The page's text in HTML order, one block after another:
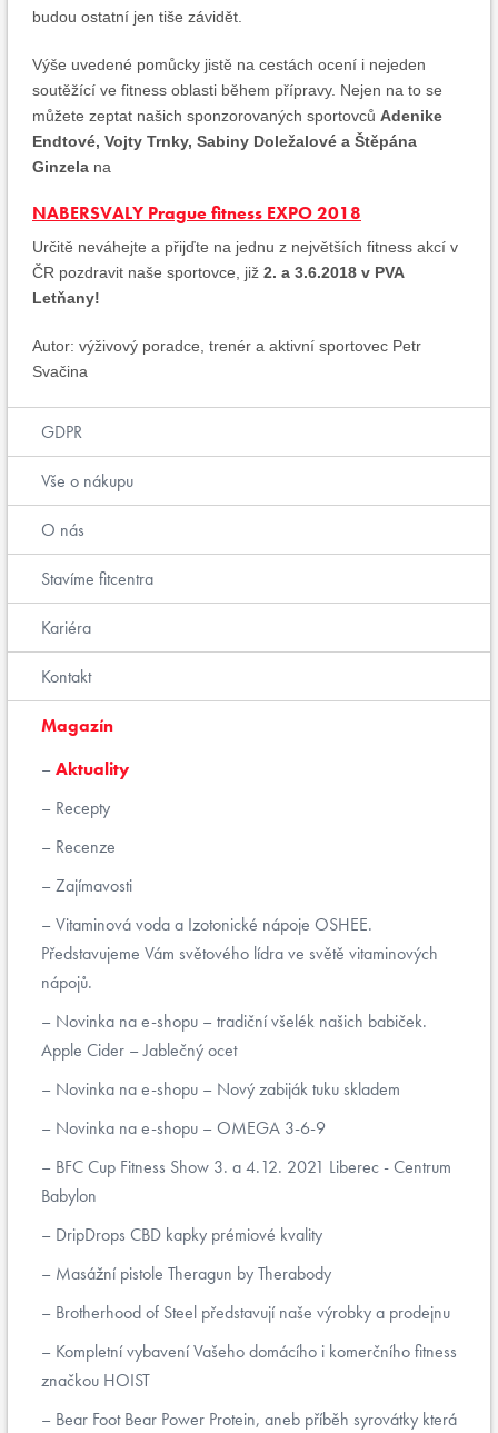
budou ostatní jen tiše závidět.
Výše uvedené pomůcky jistě na cestách ocení i nejeden
soutěžící ve fitness oblasti během přípravy. Nejen na to se
můžete zeptat našich sponzorovaných sportovců Adenike
Endtové, Vojty Trnky, Sabiny Doležalové a Štěpána
Ginzela na
NABERSVALY Prague fitness EXPO 2018
Určitě neváhejte a přijďte na jednu z největších fitness akcí v
ČR pozdravit naše sportovce, již 2. a 3.6.2018 v PVA
Letňany!
Autor: výživový poradce, trenér a aktivní sportovec Petr
Svačina
GDPR
Vše o nákupu
O nás
Stavíme fitcentra
Kariéra
Kontakt
Magazín
Aktuality
Recepty
Recenze
Zajímavosti
Vitaminová voda a Izotonické nápoje OSHEE.
Představujeme Vám světového lídra ve světě vitaminových
nápojů.
Novinka na e-shopu – tradiční všelék našich babiček.
Apple Cider – Jablečný ocet
Novinka na e-shopu – Nový zabiják tuku skladem
Novinka na e-shopu – OMEGA 3-6-9
BFC Cup Fitness Show 3. a 4.12. 2021 Liberec - Centrum
Babylon
DripDrops CBD kapky prémiové kvality
Masážní pistole Theragun by Therabody
Brotherhood of Steel představují naše výrobky a prodejnu
Kompletní vybavení Vašeho domácího i komerčního fitness
značkou HOIST
Bear Foot Bear Power Protein, aneb příběh syrovátky která